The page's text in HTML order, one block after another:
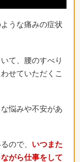
うな痛みの症状
て、腰のすべり
せていただくこ
悩みや不安があ
ので、 いつまた
がら仕事をして